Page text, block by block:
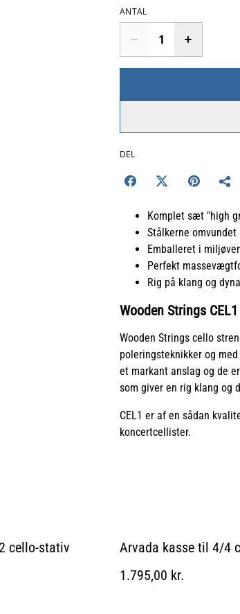
ANTAL
DEL
Komplet sæt "high
Stålkerne
Emballeret i
Perfekt
Rig på klang og
Wooden Strings CEL1
Wooden Strings cello
poleringsteknikker og
et markant anslag og de
som giver en rig klang og
CEL1 er af en sådan
koncertcellister.
cello-stativ
Arvada kasse til 4/4
1.795,00 kr.